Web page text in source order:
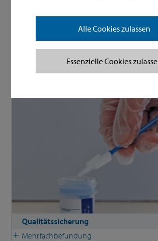
Datenfernübertragung
Online-Bestellservice
Qualitätssicherung
Mehrfachbefundung
Alle Cookies zulassen
Essenzielle Cookies